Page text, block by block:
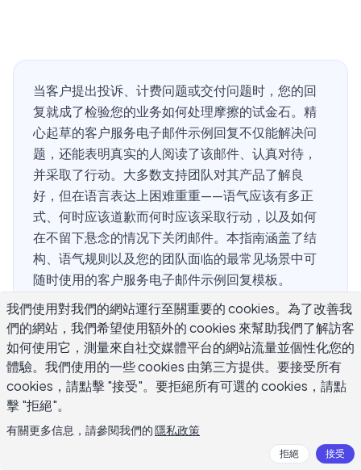
当客户提出投诉、计费问题或交付问题时，您的回
复就成了检验您的业务如何处理摩擦的试金石。精
心起草的客户服务电子邮件示例回复不仅能解决问
题，还能表明真实的人阅读了该邮件、认真对待，
并采取了行动。大多数支持团队对其产品了解良
好，但在语言表达上困难重重——语气应该有多正
式、何时应该道歉而何时应该采取行动，以及如何
在不留下悬念的情况下关闭邮件。本指南涵盖了结
构、语气规则以及您的团队面临的最常见场景中可
随时使用的客户服务电子邮件示例回复模板。
什么使客户服务电子邮件示例回复有
效？
最佳的客户服务电子邮件示例回复遵循四部分结构：承认具
体问题、表达适当的同情、说明您正在采取的行动，以及告
诉客户接下来会发生什么。这个顺序之所以有效，是因为它
我們使用對我們的網站運行至關重要的 cookies。為了改善我
們的網站，我們希望使用額外的 cookies 來幫助我們了解訪客
如何使用它，測量來自社交媒體平台的網站流量並個性化您的
體驗。我們使用的一些 cookies 由第三方提供。要接受所有
cookies，請點擊 "接受"。要拒絕所有可選的 cookies，請點
擊 "拒絕"。
有關更多信息，請參閱我們的隱私政策
拒絕 接受